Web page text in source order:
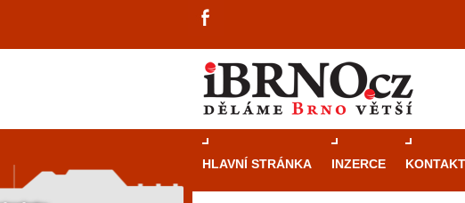
HLAVNÍ STRÁNKA INZERCE